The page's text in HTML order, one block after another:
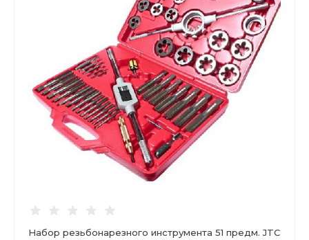
Набор резьбонарезного инструмента 51 предм. JTC